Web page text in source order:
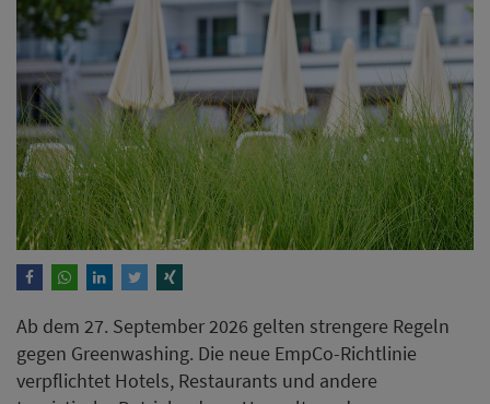
Ab dem 27. September 2026 gelten strengere Regeln
gegen Greenwashing. Die neue EmpCo-Richtlinie
verpflichtet Hotels, Restaurants und andere